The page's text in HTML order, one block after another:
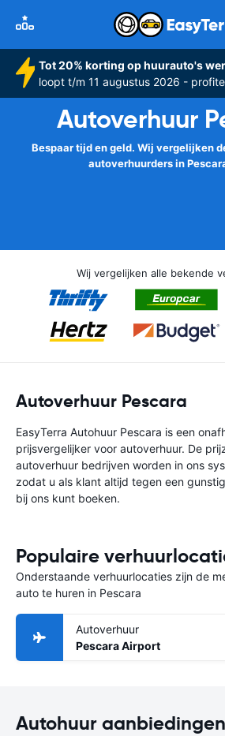
Tot 20% korting op huurauto's
loopt t/m 11 augustus 2026 -
Autoverhuur
Bespaar tijd en geld. Wij vergelijken
autoverhuurders in
Wij vergelijken alle bekende
Autoverhuur Pescara
EasyTerra Autohuur Pescara is een
prijsvergelijker voor autoverhuur. De
autoverhuur bedrijven worden in ons
zodat u als klant altijd tegen een
bij ons kunt boeken.
Populaire
Onderstaande verhuurlocaties zijn de
auto te huren in Pescara
Autoverhuur
Pescara Airport
Autohuur